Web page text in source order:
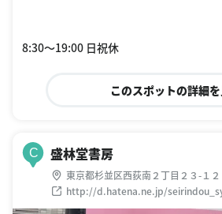
8:30〜19:00 日祝休
このスポットの詳細
C 盛林堂書房
東京都杉並区西荻南２丁目２３-１２
http://d.hatena.ne.jp/